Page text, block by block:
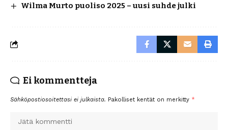
Wilma Murto puoliso 2025 – uusi suhde julki
Ei kommentteja
Sähköpostiosoitettasi ei julkaista. Pakolliset kentät on merkitty *